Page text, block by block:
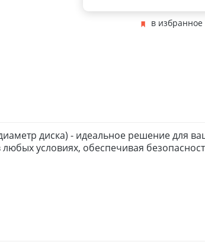
в избранное
диска) - идеальное решение для
условиях, обеспечивая